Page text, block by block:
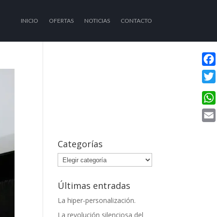
INICIO OFERTAS NOTICIAS CONTACTO
Categorías
Categorías
Últimas entradas
La hiper-personalización.
La revolución silenciosa del